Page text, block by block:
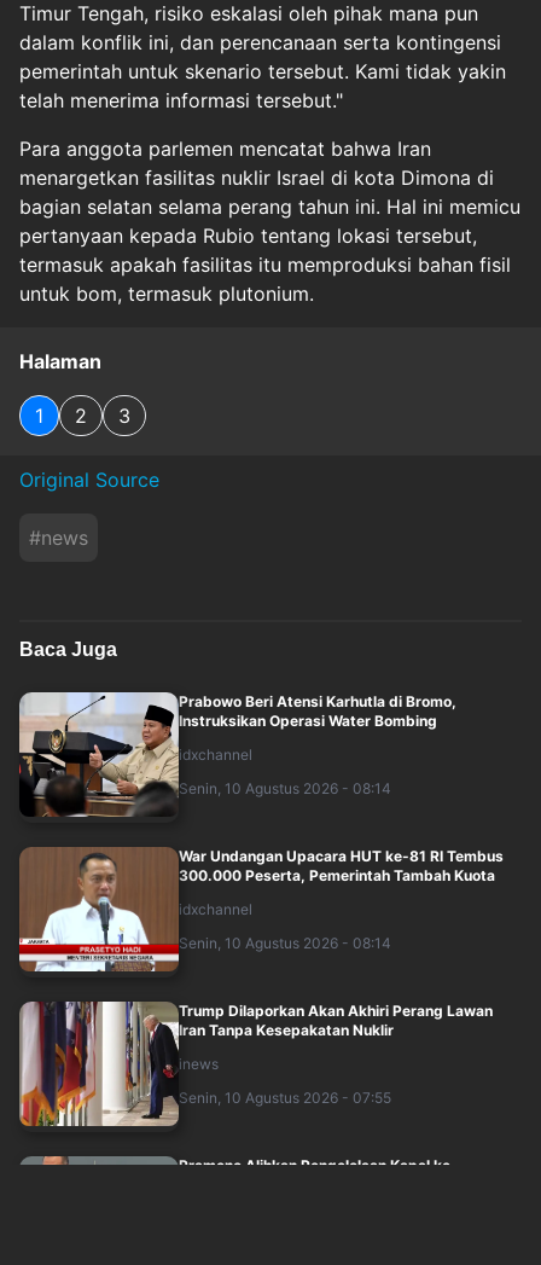
Timur Tengah, risiko eskalasi oleh pihak mana pun
dalam konflik ini, dan perencanaan serta kontingensi
pemerintah untuk skenario tersebut. Kami tidak yakin
telah menerima informasi tersebut."
Para anggota parlemen mencatat bahwa Iran
menargetkan fasilitas nuklir Israel di kota Dimona di
bagian selatan selama perang tahun ini. Hal ini memicu
pertanyaan kepada Rubio tentang lokasi tersebut,
termasuk apakah fasilitas itu memproduksi bahan fisil
untuk bom, termasuk plutonium.
Halaman
1 2 3
Original Source
#news
Baca Juga
Prabowo Beri Atensi Karhutla di Bromo,
Instruksikan Operasi Water Bombing
idxchannel
Senin, 10 Agustus 2026 - 08:14
War Undangan Upacara HUT ke-81 RI Tembus
300.000 Peserta, Pemerintah Tambah Kuota
idxchannel
Senin, 10 Agustus 2026 - 08:14
Trump Dilaporkan Akan Akhiri Perang Lawan
Iran Tanpa Kesepakatan Nuklir
inews
Senin, 10 Agustus 2026 - 07:55
Pramono Alihkan Pengelolaan Kapal ke